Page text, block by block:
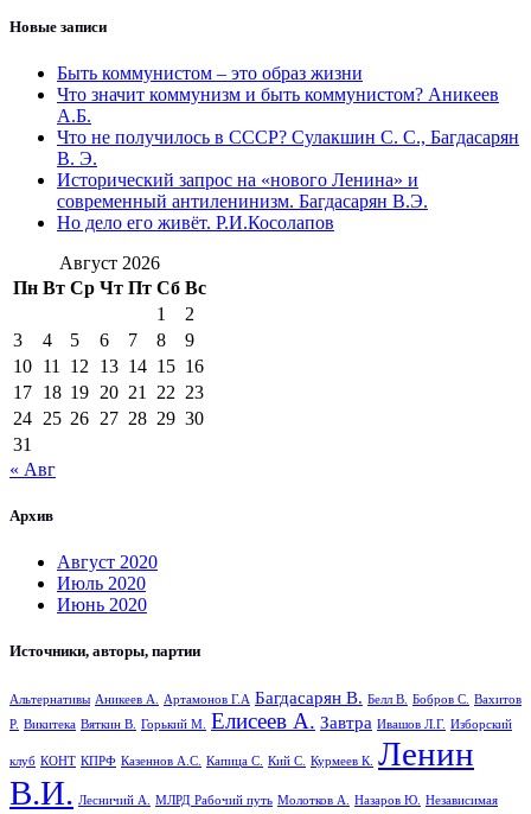
Новые записи
Быть коммунистом – это образ жизни
Что значит коммунизм и быть коммунистом? Аникеев
А.Б.
Что не получилось в СССР? Сулакшин С. С., Багдасарян
В. Э.
Исторический запрос на «нового Ленина» и
современный антиленинизм. Багдасарян В.Э.
Но дело его живёт. Р.И.Косолапов
Август 2026
Пн Вт Ср Чт Пт Сб Вс
1
2
3
4 5 6 7 8
9
10 11 12 13 14 15 16
17 18 19 20 21 22 23
24 25 26 27 28 29 30
31
« Авг
Архив
Август 2020
Июль 2020
Июнь 2020
Источники, авторы, партии
Альтернативы Аникеев А. Артамонов Г.А Багдасарян В. Белл В. Бобров С. Вахитов
Р. Викитека Вяткин В. Горький М. Елисеев А. Завтра Ивашов Л.Г. Изборский
клуб КОНТ КПРФ Казеннов А.С. Капица С. Кий С. Курмеев К. Ленин
В.И. Лесничий А. МЛРД Рабочий путь Молотков А. Назаров Ю. Независимая